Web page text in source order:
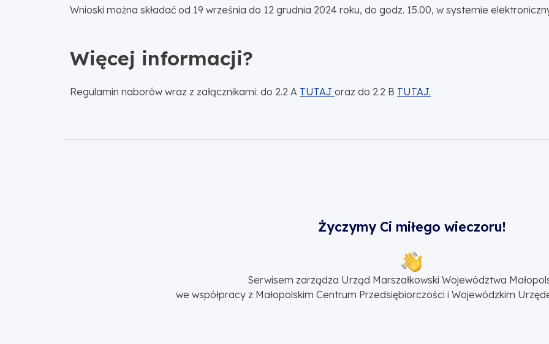
Wnioski można składać od 19 września do 12 grudnia 2024 roku, do godz. 15.00, w systemie
Więcej informacji?
Regulamin naborów wraz z załącznikami: do 2.2 A TUTAJ oraz do 2.2 B TUTAJ.
Życzymy Ci miłego wieczoru!
Serwisem zarządza Urząd Marszałkowski Województwa
we współpracy z Małopolskim Centrum Przedsiębiorczości i Wojewódzkim